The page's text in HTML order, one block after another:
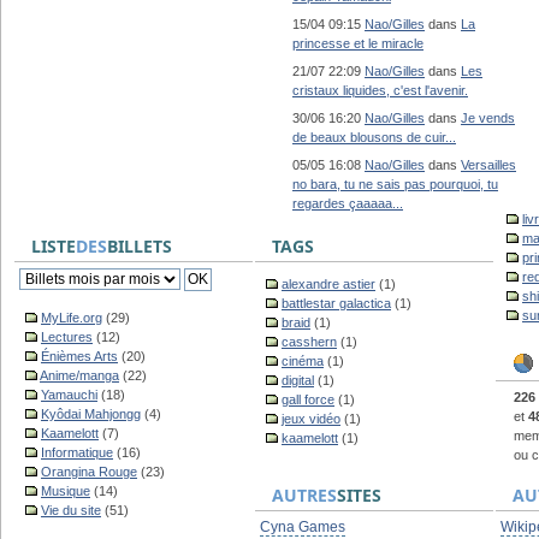
15/04 09:15 Nao/Gilles dans La
princesse et le miracle
21/07 22:09 Nao/Gilles dans Les
cristaux liquides, c'est l'avenir.
30/06 16:20 Nao/Gilles dans Je vends
de beaux blousons de cuir...
05/05 16:08 Nao/Gilles dans Versailles
no bara, tu ne sais pas pourquoi, tu
regardes çaaaaa...
LISTEDESBILLETS
MyLife.org (29)
Lectures (12)
Énièmes Arts (20)
Anime/manga (22)
Yamauchi (18)
Kyôdai Mahjongg (4)
Kaamelott (7)
Informatique (16)
Orangina Rouge (23)
Musique (14)
Vie du site (51)
TAGS
alexandre astier (1)
battlestar galactica (1)
braid (1)
casshern (1)
cinéma (1)
digital (1)
gall force (1)
jeux vidéo (1)
kaamelott (1)
226
et
ou
AUTRESSITES
Cyna Games